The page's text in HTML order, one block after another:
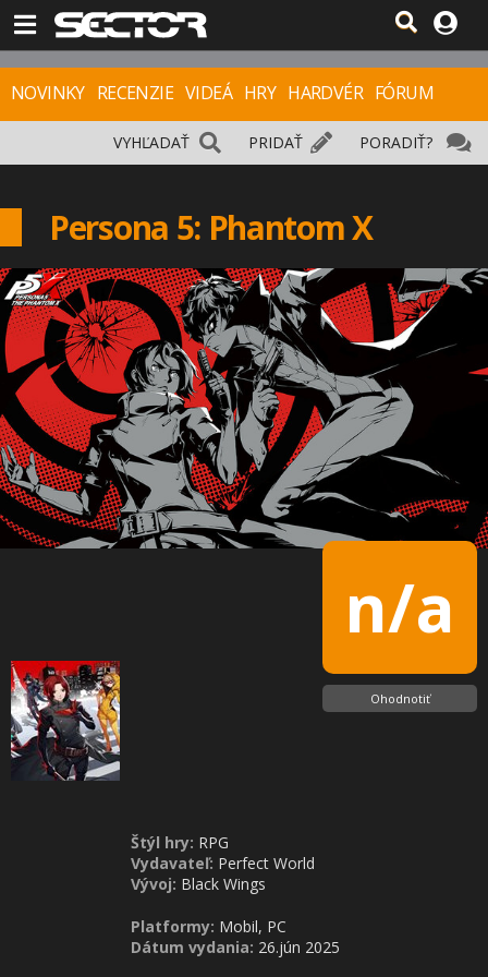
NOVINKY RECENZIE VIDEÁ HRY HARDVÉR FÓRUM
PORADIŤ?
PRIDAŤ
VYHĽADAŤ
Persona 5: Phantom X
n/a
Ohodnotiť
Štýl hry: RPG
Vydavateľ: Perfect World
Vývoj: Black Wings
Platformy: Mobil, PC
Dátum vydania: 26.jún 2025